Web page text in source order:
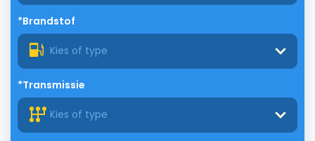
*Brandstof
Kies of type
*Transmissie
Kies of type